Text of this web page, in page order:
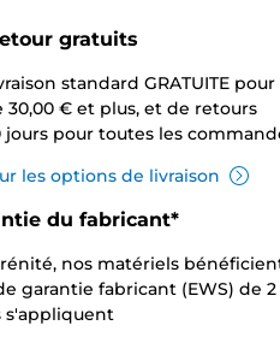
gratuits
standard GRATUITE pour
€ et plus, et de retours
jours pour toutes les
les options de livraison
du fabricant*
nos matériels
garantie fabricant (EWS) de 2
s'appliquent